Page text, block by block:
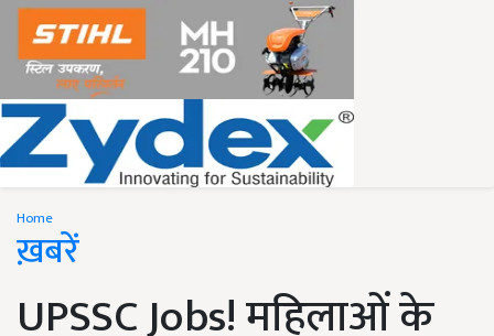
Home
ख़बरें
UPSSC Jobs! महिलाओं के